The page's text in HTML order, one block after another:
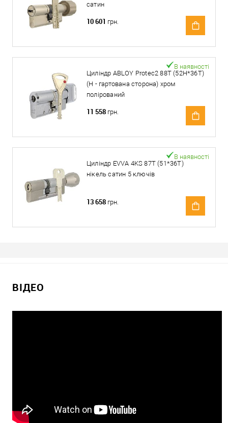
сатин
10 601 грн.
Циліндр ABLOY Protec2 88T (52H*36T)
(H - гартована сторона) хром
полірований
В наявності
11 558 грн.
Циліндр EVVA 4KS 87T (51*36T)
нікель сатин 5 ключів
В наявності
13 658 грн.
ВІДЕО